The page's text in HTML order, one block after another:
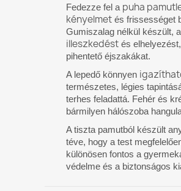
Fedezze fel a puha
kényelmet és frissességet
Gumiszalag nélkül készült,
illeszkedést és
pihentető éjszakákat.
A lepedő könnyen
természetes, légies
terhes feladattá. Fehér és
bármilyen hálószoba
A tiszta pamutból készült
téve, hogy a test
különösen fontos a
védelme és a biztonságos